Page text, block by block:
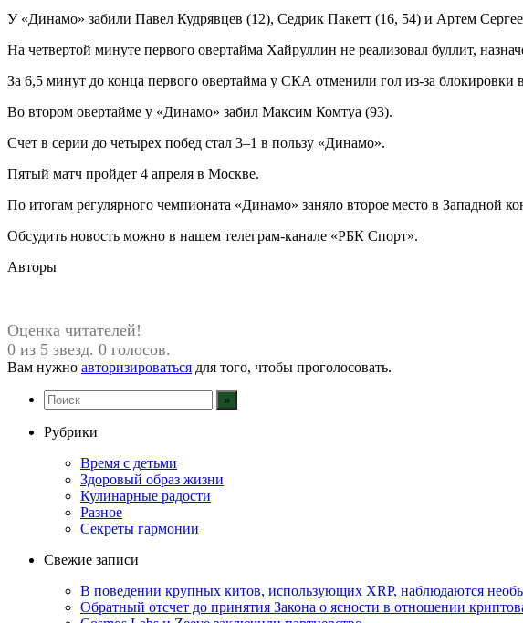
У «Динамо» забили Павел Кудрявцев (12), Седрик Пакетт (16, 54) и Артем
На четвертой минуте первого овертайма Хайруллин не реализовал буллит,
За 6,5 минут до конца первого овертайма у СКА отменили гол из-за блокировки
Во втором овертайме у «Динамо» забил Максим Комтуа (93).
Счет в серии до четырех побед стал 3–1 в пользу «Динамо».
Пятый матч пройдет 4 апреля в Москве.
По итогам регулярного чемпионата «Динамо» заняло второе место в Западной
Обсудить новость можно в нашем телеграм-канале «РБК Спорт».
Авторы
Оценка читателей!
0 из 5 звезд. 0 голосов.
Вам нужно авторизироваться для того, чтобы проголосовать.
Рубрики
Время с детьми
Здоровый образ жизни
Кулинарные радости
Разное
Секреты гармонии
Свежие записи
В поведении крупных китов, использующих XRP, наблюдаются
Обратный отсчет до принятия Закона о ясности в отношении